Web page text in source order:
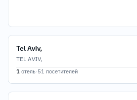
Tel Aviv,
TEL AVIV,
1 отель·51 посетителей